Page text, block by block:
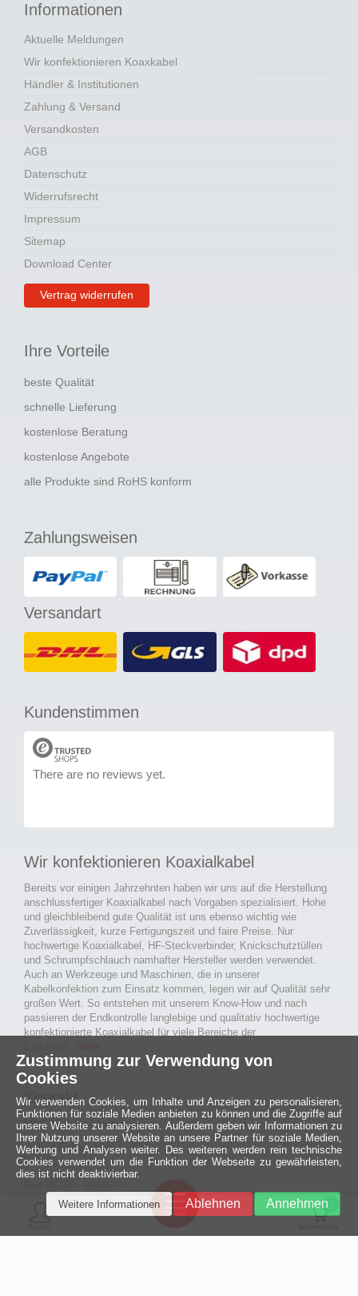
Informationen
Aktuelle Meldungen
Wir konfektionieren Koaxkabel
Händler & Institutionen
Zahlung & Versand
Versandkosten
AGB
Datenschutz
Widerrufsrecht
Impressum
Sitemap
Download Center
Vertrag widerrufen
Ihre Vorteile
beste Qualität
schnelle Lieferung
kostenlose Beratung
kostenlose Angebote
alle Produkte sind RoHS konform
Zahlungsweisen
Versandart
Kundenstimmen
There are no reviews yet.
Wir konfektionieren Koaxialkabel
Bereits vor einigen Jahrzehnten haben wir uns auf die Herstellung
anschlussfertiger Koaxialkabel nach Vorgaben spezialisiert. Hohe
und gleichbleibend gute Qualität ist uns ebenso wichtig wie
Zuverlässigkeit, kurze Fertigungszeit und faire Preise. Nur
hochwertige Koaxialkabel, HF-Steckverbinder, Knickschutztüllen
und Schrumpfschlauch namhafter Hersteller werden verwendet.
Auch an Werkzeuge und Maschinen, die in unserer
Kabelkonfektion zum Einsatz kommen, legen wir auf Qualität sehr
großen Wert. So entstehen mit unserem Know-How und nach
passieren der Endkontrolle langlebige und qualitativ hochwertige
konfektionierte Koaxialkabel für viele Bereiche der
Kontakt
MCE Mauritz Electronics
Ludwig-Eckes-Allee 6
55268 Nieder-Olm
06136 - 99440-29
service@mauritz.de
0
Menü
Ein halbes
Jahrhundert
technologische
Zustimmung zur Verwendung von
Cookies
Wir verwenden Cookies, um Inhalte und Anzeigen zu personalisieren,
Funktionen für soziale Medien anbieten zu können und die Zugriffe auf
unsere Website zu analysieren. Außerdem geben wir Informationen zu
Ihrer Nutzung unserer Website an unsere Partner für soziale Medien,
Werbung und Analysen weiter. Des weiteren werden rein technische
Cookies verwendet um die Funktion der Webseite zu gewährleisten,
dies ist nicht deaktivierbar.
Annehmen
Ablehnen
Weitere Informationen